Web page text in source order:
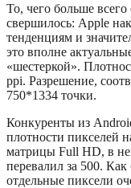
То, чего больше
свершилось: Apple
тенденциям и
это вполне
«шестеркой».
ppi. Разрешение,
750*1334 точки.
Конкуренты из
плотности пикселей
матрицы Full HD, в
перевалил за 500.
отдельные пиксели